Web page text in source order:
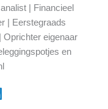
| Financieel
| Eerstegraads
eigenaar
en